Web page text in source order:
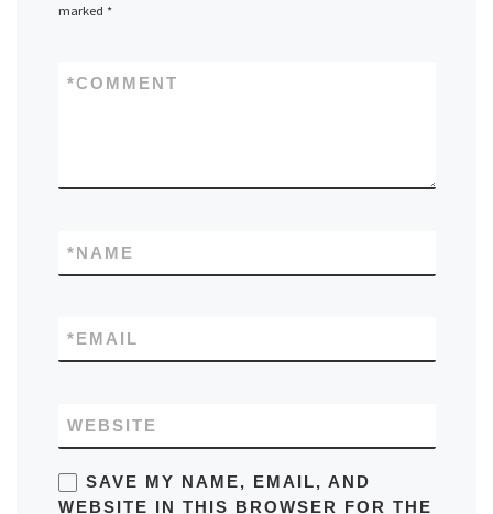
marked *
COMMENT
*
NAME
*
EMAIL
*
WEBSITE
SAVE MY NAME, EMAIL, AND
WEBSITE IN THIS BROWSER FOR THE